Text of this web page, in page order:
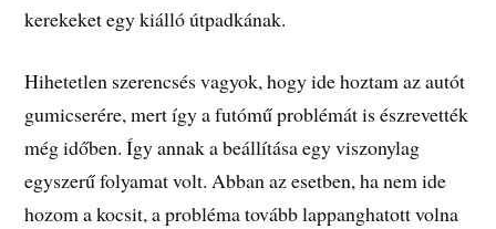
kerekeket egy kiálló útpadkának.
Hihetetlen szerencsés vagyok, hogy ide hoztam az autót
gumicserére, mert így a futómű problémát is észrevették
még időben. Így annak a beállítása egy viszonylag
egyszerű folyamat volt. Abban az esetben, ha nem ide
hozom a kocsit, a probléma tovább lappanghatott volna